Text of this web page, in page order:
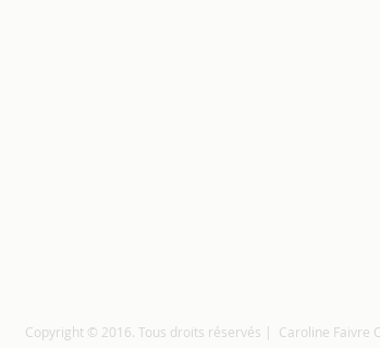
Copyright © 2016. Tous droits réservés | Caroline Faivre